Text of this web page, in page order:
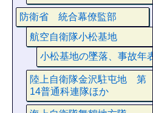
防衛省 統合幕僚監部
航空自衛隊小松基地
小松基地の墜落、事故年表
陸上自衛隊金沢駐屯地 第
14普通科連隊ほか